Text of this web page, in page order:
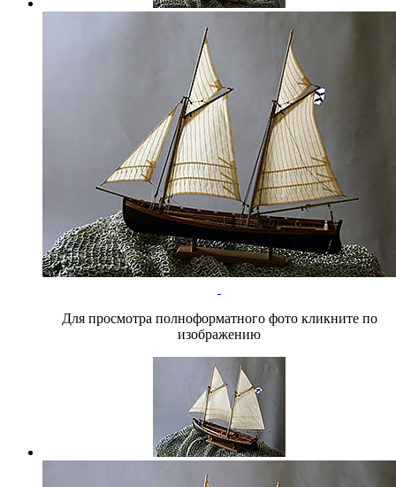
Для просмотра полноформатного фото кликните по
изображению